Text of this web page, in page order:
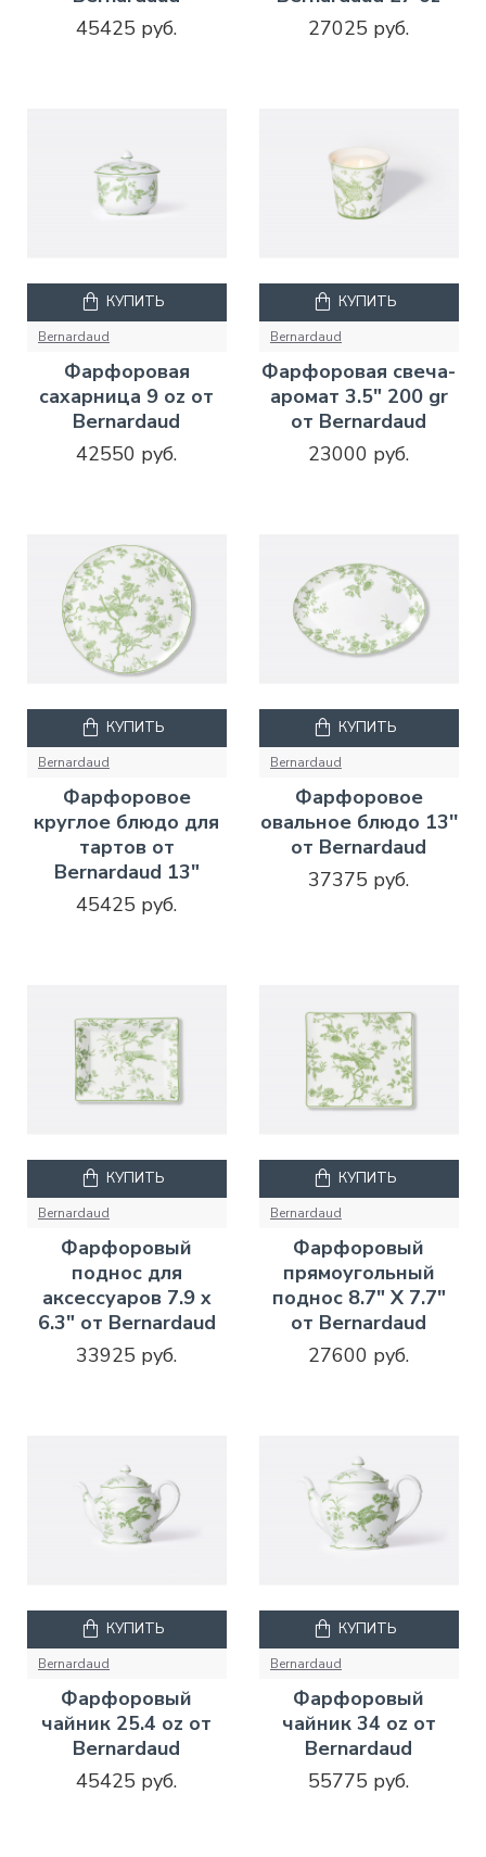
45425 руб.
27025 руб.
Bernardaud
Фарфоровая
сахарница 9 oz от
Bernardaud
42550 руб.
КУПИТЬ
Bernardaud
Фарфоровая свеча-
аромат 3.5" 200 gr
от Bernardaud
23000 руб.
КУПИТЬ
Bernardaud
Фарфоровое
круглое блюдо для
тартов от
Bernardaud 13"
45425 руб.
КУПИТЬ
Bernardaud
Фарфоровое
овальное блюдо 13''
от Bernardaud
37375 руб.
КУПИТЬ
Bernardaud
Фарфоровый
поднос для
аксессуаров 7.9 x
6.3" от Bernardaud
33925 руб.
КУПИТЬ
Bernardaud
Фарфоровый
прямоугольный
поднос 8.7" X 7.7"
от Bernardaud
27600 руб.
КУПИТЬ
Bernardaud
Фарфоровый
чайник 25.4 oz от
Bernardaud
45425 руб.
КУПИТЬ
Bernardaud
Фарфоровый
чайник 34 oz от
Bernardaud
55775 руб.
КУПИТЬ